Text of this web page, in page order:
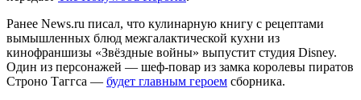
Ранее News.ru писал, что кулинарную книгу с рецептами
вымышленных блюд межгалактической кухни из
кинофраншизы «Звёздные войны» выпустит студия Disney.
Один из персонажей — шеф-повар из замка королевы пиратов
Строно Таггса — будет главным героем сборника.